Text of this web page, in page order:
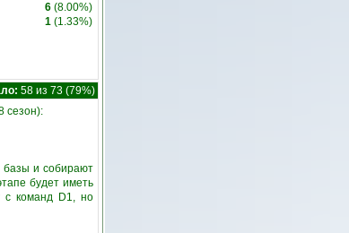
6 (8.00%)
1 (1.33%)
58 из 73 (79%)
сезон):
базы и собирают
будет иметь
с команд D1, но